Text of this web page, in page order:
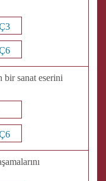
bir sanat eserini